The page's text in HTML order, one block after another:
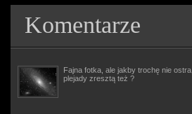
Komentarze
Fajna fotka, ale jakby trochę nie ostra,
plejady zresztą też ?